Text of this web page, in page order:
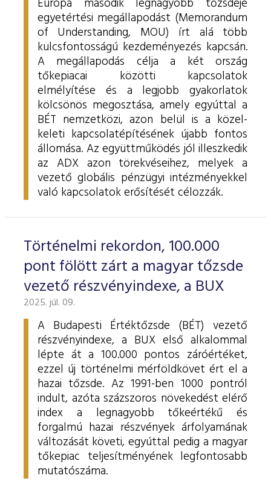
Európa második legnagyobb tőzsdéje
egyetértési megállapodást (Memorandum
of Understanding, MOU) írt alá több
kulcsfontosságú kezdeményezés kapcsán.
A megállapodás célja a két ország
tőkepiacai közötti kapcsolatok
elmélyítése és a legjobb gyakorlatok
kölcsönös megosztása, amely egyúttal a
BÉT nemzetközi, azon belül is a közel-
keleti kapcsolatépítésének újabb fontos
állomása. Az együttműködés jól illeszkedik
az ADX azon törekvéseihez, melyek a
vezető globális pénzügyi intézményekkel
való kapcsolatok erősítését célozzák.
Történelmi rekordon, 100.000
pont fölött zárt a magyar tőzsde
vezető részvényindexe, a BUX
2025. júl. 09.
A Budapesti Értéktőzsde (BÉT) vezető
részvényindexe, a BUX első alkalommal
lépte át a 100.000 pontos záróértéket,
ezzel új történelmi mérföldkövet ért el a
hazai tőzsde. Az 1991-ben 1000 pontról
indult, azóta százszoros növekedést elérő
index a legnagyobb tőkeértékű és
forgalmú hazai részvények árfolyamának
változását követi, egyúttal pedig a magyar
tőkepiac teljesítményének legfontosabb
mutatószáma.